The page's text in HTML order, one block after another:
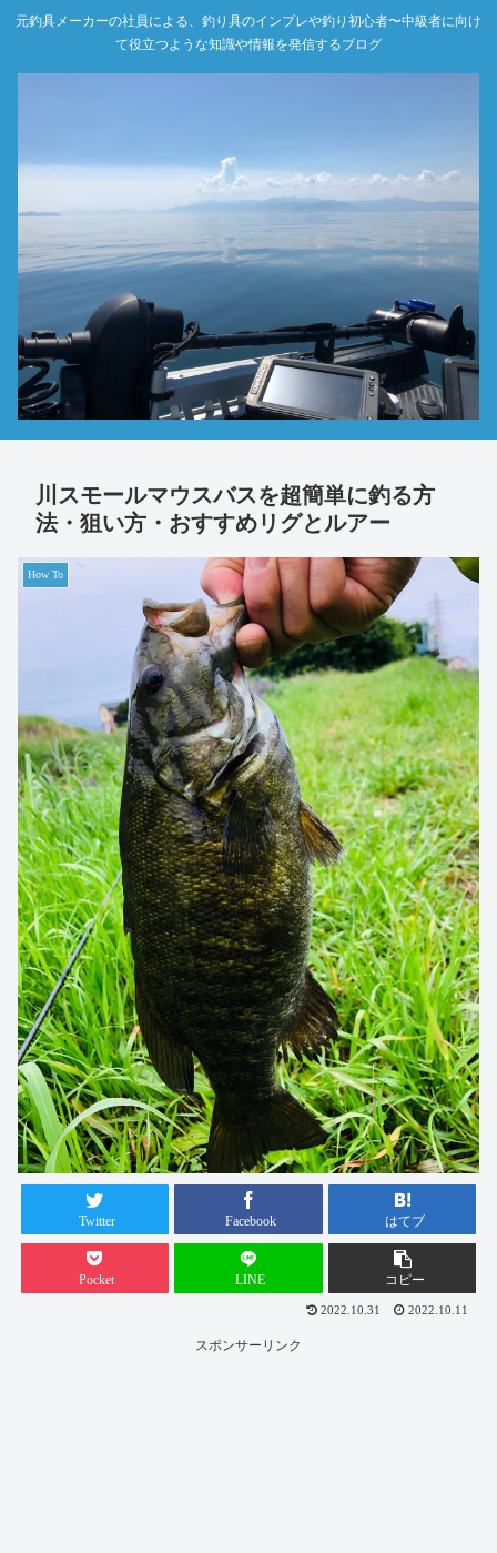
元釣具メーカーの社員による、釣り具のインプレや釣り初心者〜中級者に向け
て役立つような知識や情報を発信するブログ
川スモールマウスバスを超簡単に釣る方
法・狙い方・おすすめリグとルアー
How To
Twitter Facebook はてブ
Pocket LINE コピー
2022.10.31 2022.10.11
スポンサーリンク